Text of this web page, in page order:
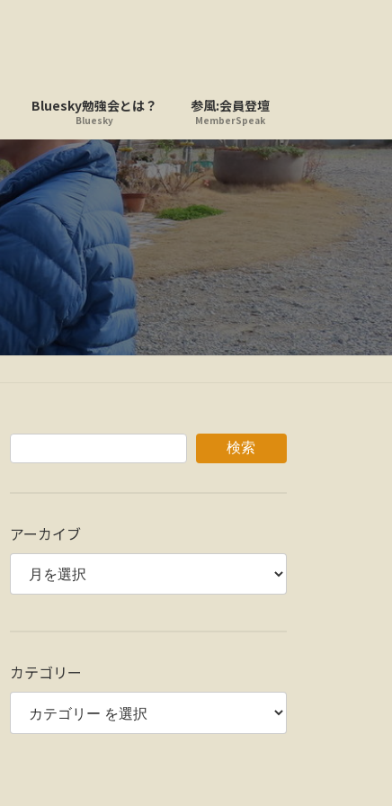
Bluesky勉強会とは？
Bluesky
参風:会員登壇
MemberSpeak
検索
アーカイブ
カテゴリー